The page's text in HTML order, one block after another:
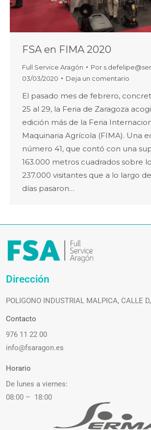
FSA en FIMA 2020
Full Service Aragón Por
03/03/2020
Deja un comentario
El pasado mes de febrero,
25 al 29, la Feria de Zaragoza
edición más de la Feria
Maquinaria Agrícola (FIMA). Una
número 41, que contó con una
163.000 metros cuadrados sobre
237.000 visitantes que a lo largo
días pasaron…
Dirección
POLIGONO INDUSTRIAL MALPICA, CALLE
Contacto
976 11 22 00
info@fsaragon.es
Horario
De lunes a viernes:
08:00 – 18:00